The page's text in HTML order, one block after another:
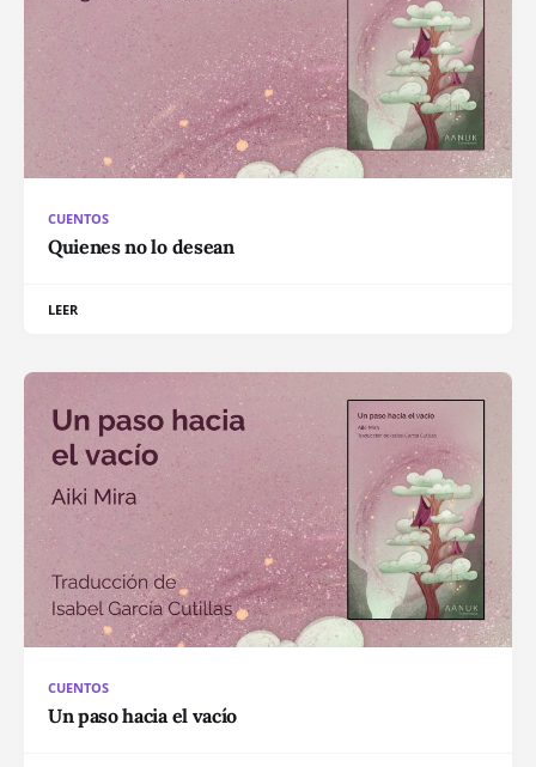
CUENTOS
Quienes no lo desean
LEER
CUENTOS
Un paso hacia el vacío